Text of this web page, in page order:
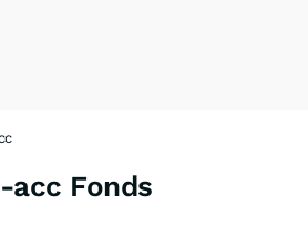
acc Fonds